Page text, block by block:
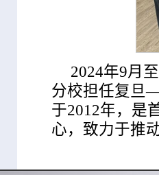
2024年9月
分校担任复旦
于2012年，是
心，致力于推